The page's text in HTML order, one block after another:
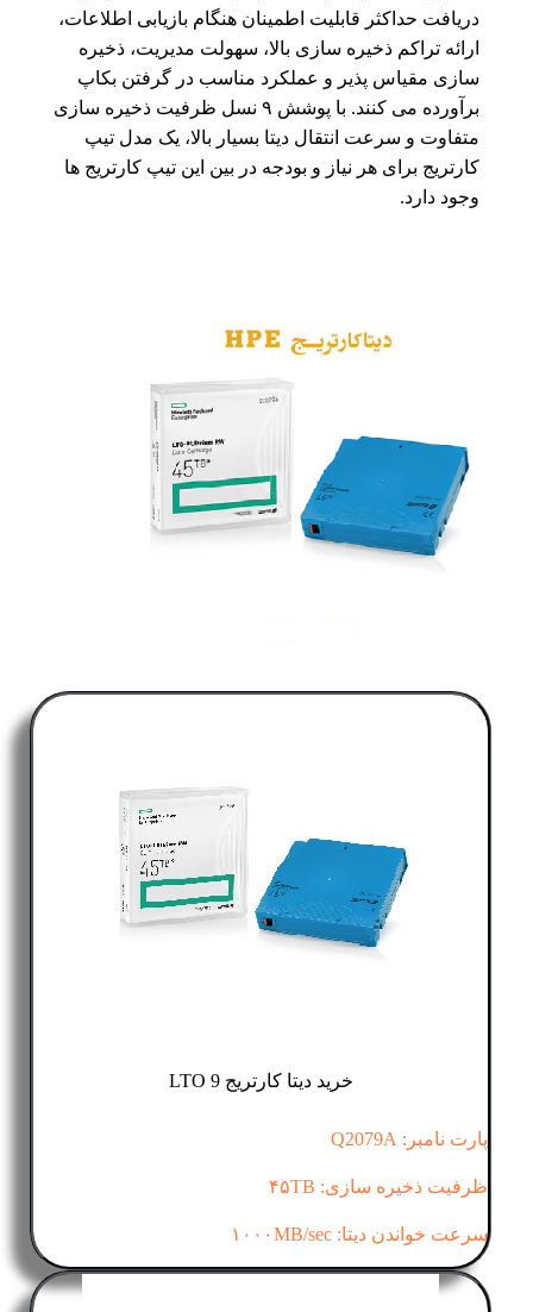
دریافت حداکثر قابلیت اطمینان هنگام بازیابی اطلاعات،
ارائه تراکم ذخیره سازی بالا، سهولت مدیریت، ذخیره
سازی مقیاس پذیر و عملکرد مناسب در گرفتن بکاپ
برآورده می کنند. با پوشش ۹ نسل ظرفیت ذخیره سازی
متفاوت و سرعت انتقال دیتا بسیار بالا، یک مدل تیپ
کارتریج برای هر نیاز و بودجه در بین این تیپ کارتریج ها
وجود دارد.
خرید دیتا کارتریج LTO 9
پارت نامبر: Q2079A
ظرفیت ذخیره سازی: ۴۵TB
سرعت خواندن دیتا: ۱۰۰۰MB/sec